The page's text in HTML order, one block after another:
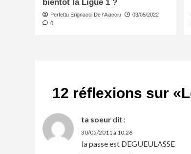
bientôt la Ligue 1 ?
Perfettu Erignacci De l'Aiacciu
03/05/2022
0
12 réflexions sur «
ta soeurdit :
30/05/2011 à 10:26
la passe est DEGUEULASSE